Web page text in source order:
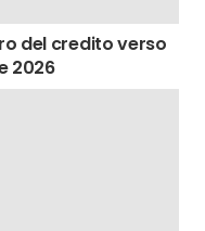
del credito verso
2026